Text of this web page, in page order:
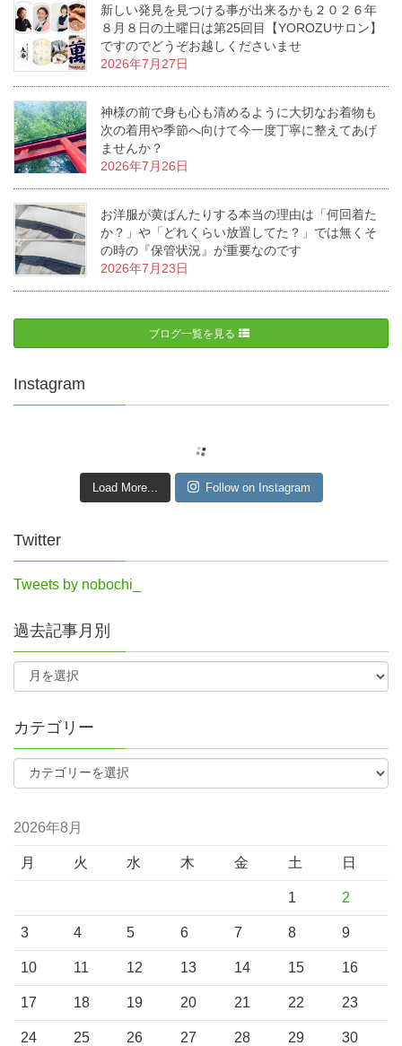
新しい発見を見つける事が出来るかも２０２６年
８月８日の土曜日は第25回目【YOROZUサロン】
ですのでどうぞお越しくださいませ
2026年7月27日
神様の前で身も心も清めるように大切なお着物も
次の着用や季節へ向けて今一度丁寧に整えてあげ
ませんか？
2026年7月26日
お洋服が黄ばんたりする本当の理由は「何回着た
か？」や「どれくらい放置してた？」では無くそ
の時の『保管状況』が重要なのです
2026年7月23日
ブログ一覧を見る
Instagram
Load More... Follow on Instagram
Twitter
Tweets by nobochi_
過去記事月別
カテゴリー
2026年8月
月 火 水 木 金 土 日
1 2
3 4 5 6 7 8 9
10 11 12 13 14 15 16
17 18 19 20 21 22 23
24 25 26 27 28 29 30